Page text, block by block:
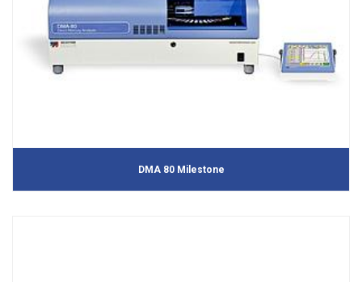
DMA 80 Milestone